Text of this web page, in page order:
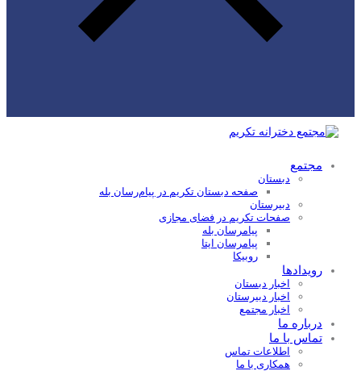
مجتمع
دبستان
صفحه دبستان تکریم در پیام‌رسان بله
دبیرستان
صفحات تکریم در فضای مجازی
پیامرسان بله
پیامرسان ایتا
روبیکا
رویدادها
اخبار دبستان
اخبار دبیرستان
اخبار مجتمع
درباره ما
تماس با ما
اطلاعات تماس
همکاری با ما